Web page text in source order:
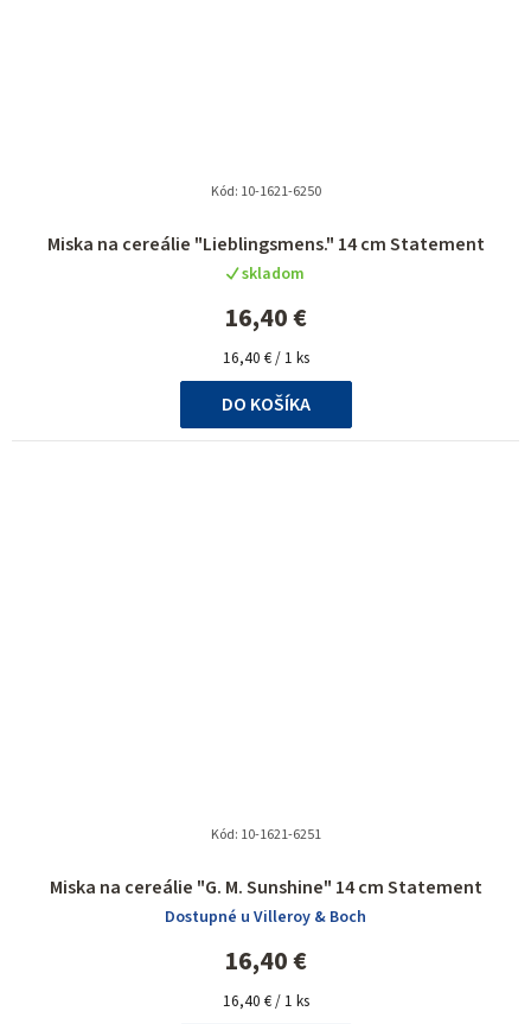
Miska na cereálie "Lieblingsmens." 14 cm Statement
skladom
16,40 €
Jednotková
cena:
16,40 € / 1 ks
DO KOŠÍKA
Kód: 10-1621-6250
Miska na cereálie "G. M. Sunshine" 14 cm Statement
Dostupné u Villeroy & Boch
16,40 €
Jednotková
16,40 € / 1 ks
Kód: 10-1621-6251